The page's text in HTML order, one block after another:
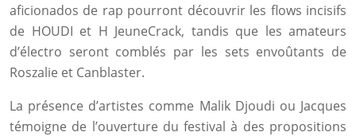
aficionados de rap pourront découvrir les flows incisifs
de HOUDI et H JeuneCrack, tandis que les amateurs
d’électro seront comblés par les sets envoûtants de
Roszalie et Canblaster.
La présence d’artistes comme Malik Djoudi ou Jacques
témoigne de l’ouverture du festival à des propositions